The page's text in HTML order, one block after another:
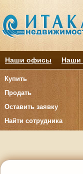
Наши офисы Наши
Купить
Продать
Оставить заявку
Найти сотрудника